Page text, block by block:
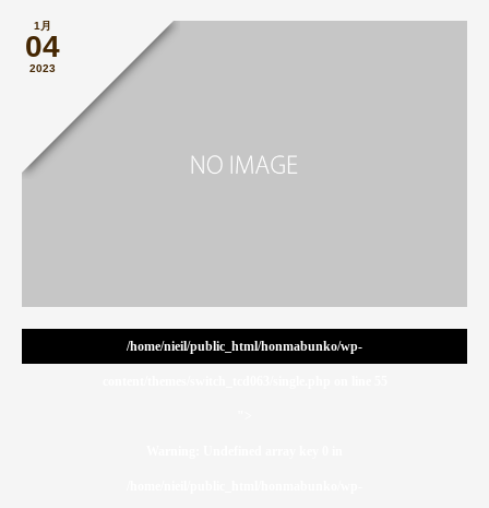
1月
04
2023
/home/nieil/public_html/honmabunko/wp-